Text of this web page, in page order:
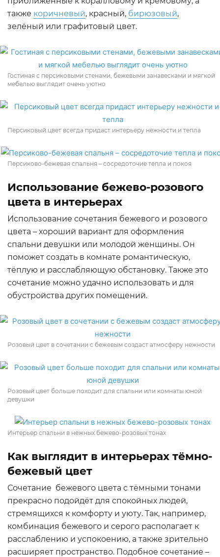
также коричневый, красный, бирюзовый,
зелёный или графитовый цвет.
Гостиная с персиковыми стенами, бежевыми занавесками и мягкой
мебелью выглядит очень уютно
Персиковый цвет всегда придаст интерьеру нежности и тепла
Персиково-бежевая спальня – сосредоточие тепла и покоя
Использование бежево-розового
цвета в интерьерах
Использование сочетания бежевого и розового
цвета – хороший вариант для оформления
спальни девушки или молодой женщины. Он
поможет создать в комнате романтическую,
тёплую и расслабляющую обстановку. Также это
сочетание можно удачно использовать и для
обустройства других помещений.
Розовый цвет в сочетании с бежевым создаст атмосферу нежности
Розовый цвет больше походит для спальни или комнаты юной
девушки
Интерьер спальни в нежных бежево-розовых тонах
Как выглядит в интерьерах тёмно-
бежевый цвет
Сочетание бежевого цвета с тёмными тонами
прекрасно подойдёт для спокойных людей,
стремящихся к комфорту и уюту. Так, например,
комбинация бежевого и серого располагает к
расслаблению и успокоению, а также зрительно
расширяет пространство. Подобное сочетание –